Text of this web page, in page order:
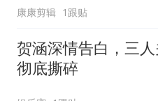
康康剪辑 1跟贴
贺涵深情告白，三
彻底撕碎